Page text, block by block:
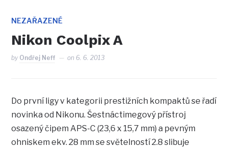
NAVIGATION
NEZAŘAZENÉ
Nikon Coolpix A
by Ondřej Neff on 6. 6. 2013
Do první ligy v kategorii prestižních kompaktů se řadí
novinka od Nikonu. Šestnáctimegový přístroj
osazený čipem APS-C (23,6 x 15,7 mm) a pevným
ohniskem ekv. 28 mm se světelností 2.8 slibuje